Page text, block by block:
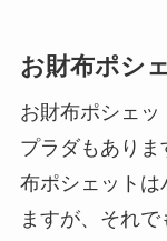
お財布ポシ
お財布ポシェッ
プラダもあり
布ポシェットは
ますが、それで